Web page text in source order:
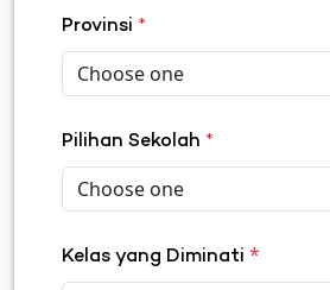
Provinsi *
Pilihan Sekolah *
Kelas yang Diminati *